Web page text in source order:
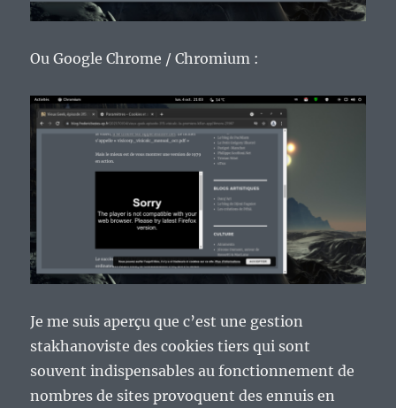
Ou Google Chrome / Chromium :
Je me suis aperçu que c’est une gestion
stakhanoviste des cookies tiers qui sont
souvent indispensables au fonctionnement de
nombres de sites provoquent des ennuis en